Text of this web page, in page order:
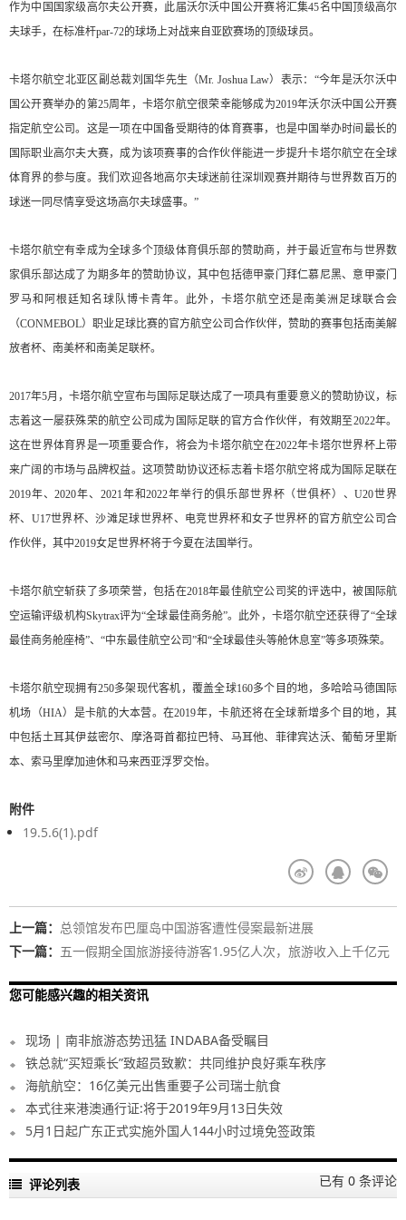
作为中国国家级高尔夫公开赛，此届沃尔沃中国公开赛将汇集45名中国顶级高尔
夫球手，在标准杆par-72的球场上对战来自亚欧赛场的顶级球员。
卡塔尔航空北亚区副总裁刘国华先生（Mr. Joshua Law）表示：“今年是沃尔沃中
国公开赛举办的第25周年，卡塔尔航空很荣幸能够成为2019年沃尔沃中国公开赛
指定航空公司。这是一项在中国备受期待的体育赛事，也是中国举办时间最长的
国际职业高尔夫大赛，成为该项赛事的合作伙伴能进一步提升卡塔尔航空在全球
体育界的参与度。我们欢迎各地高尔夫球迷前往深圳观赛并期待与世界数百万的
球迷一同尽情享受这场高尔夫球盛事。”
卡塔尔航空有幸成为全球多个顶级体育俱乐部的赞助商，并于最近宣布与世界数
家俱乐部达成了为期多年的赞助协议，其中包括德甲豪门拜仁慕尼黑、意甲豪门
罗马和阿根廷知名球队博卡青年。此外，卡塔尔航空还是南美洲足球联合会
（CONMEBOL）职业足球比赛的官方航空公司合作伙伴，赞助的赛事包括南美解
放者杯、南美杯和南美足联杯。
2017年5月，卡塔尔航空宣布与国际足联达成了一项具有重要意义的赞助协议，标
志着这一屡获殊荣的航空公司成为国际足联的官方合作伙伴，有效期至2022年。
这在世界体育界是一项重要合作，将会为卡塔尔航空在2022年卡塔尔世界杯上带
来广阔的市场与品牌权益。这项赞助协议还标志着卡塔尔航空将成为国际足联在
2019年、2020年、2021年和2022年举行的俱乐部世界杯（世俱杯）、U20世界
杯、U17世界杯、沙滩足球世界杯、电竞世界杯和女子世界杯的官方航空公司合
作伙伴，其中2019女足世界杯将于今夏在法国举行。
卡塔尔航空斩获了多项荣誉，包括在2018年最佳航空公司奖的评选中，被国际航
空运输评级机构Skytrax评为“全球最佳商务舱”。此外，卡塔尔航空还获得了“全球
最佳商务舱座椅”、“中东最佳航空公司”和“全球最佳头等舱休息室”等多项殊荣。
卡塔尔航空现拥有250多架现代客机，覆盖全球160多个目的地，多哈哈马德国际
机场（HIA）是卡航的大本营。在2019年，卡航还将在全球新增多个目的地，其
中包括土耳其伊兹密尔、摩洛哥首都拉巴特、马耳他、菲律宾达沃、葡萄牙里斯
本、索马里摩加迪休和马来西亚浮罗交怡。
附件
19.5.6(1).pdf
上一篇： 总领馆发布巴厘岛中国游客遭性侵案最新进展
下一篇： 五一假期全国旅游接待游客1.95亿人次，旅游收入上千亿元
您可能感兴趣的相关资讯
现场 | 南非旅游态势迅猛 INDABA备受瞩目
铁总就“买短乘长”致超员致歉：共同维护良好乘车秩序
海航航空：16亿美元出售重要子公司瑞士航食
本式往来港澳通行证:将于2019年9月13日失效
5月1日起广东正式实施外国人144小时过境免签政策
评论列表 已有 0 条评论